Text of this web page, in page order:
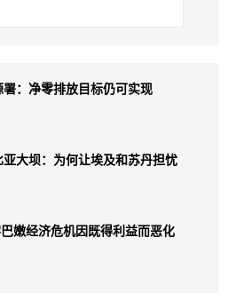
署：净零排放目标仍可实现
亚大坝：为何让埃及和苏丹担忧
嫩经济危机因既得利益而恶化